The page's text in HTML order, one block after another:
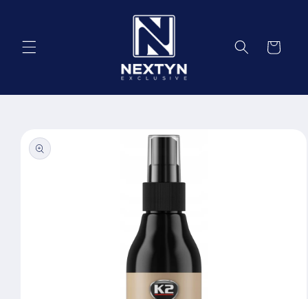
Coș
informațiile
despre
produs